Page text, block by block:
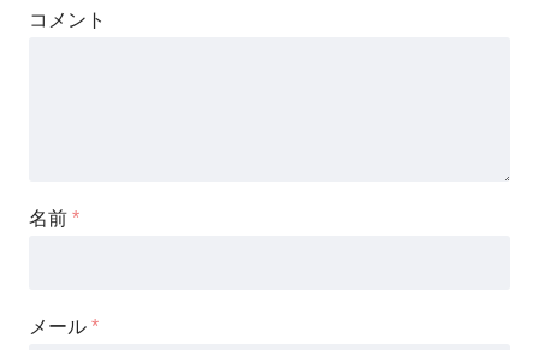
コメント
名前 *
メール *